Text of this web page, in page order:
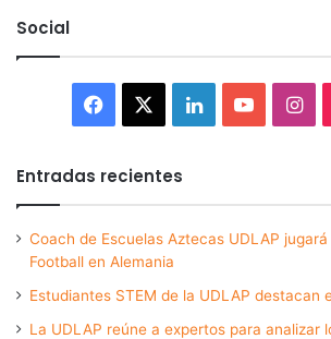
Social
Facebook LinkedInYouTube
Entradas recientes
Coach de Escuelas Aztecas UDLAP
Football en Alemania
Estudiantes STEM de la UDLAP destacan
La UDLAP reúne a expertos para analizar